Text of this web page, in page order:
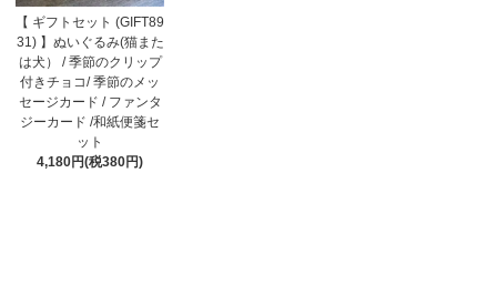
【 ギフトセット (GIFT89
31) 】ぬいぐるみ(猫また
は犬） / 季節のクリップ
付きチョコ/ 季節のメッ
セージカード / ファンタ
ジーカード /和紙便箋セ
ット
4,180円(税380円)